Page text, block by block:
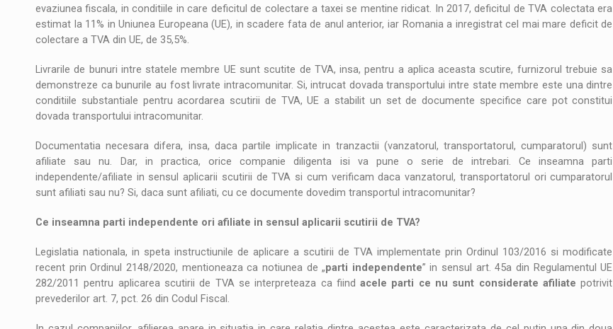
evaziunea fiscala, in conditiile in care deficitul de colectare a taxei se mentine ridicat. In 2017, deficitul de TVA colectata era
estimat la 11% in Uniunea Europeana (UE), in scadere fata de anul anterior, iar Romania a inregistrat cel mai mare deficit de
colectare a TVA din UE, de 35,5%.
Livrarile de bunuri intre statele membre UE sunt scutite de TVA, insa, pentru a aplica aceasta scutire, furnizorul trebuie sa
demonstreze ca bunurile au fost livrate intracomunitar. Si, intrucat dovada transportului intre state membre este una dintre
conditiile substantiale pentru acordarea scutirii de TVA, UE a stabilit un set de documente specifice care pot constitui
dovada transportului intracomunitar.
Documentatia necesara difera, insa, daca partile implicate in tranzactii (vanzatorul, transportatorul, cumparatorul) sunt
afiliate sau nu. Dar, in practica, orice companie diligenta isi va pune o serie de intrebari. Ce inseamna parti
independente/afiliate in sensul aplicarii scutirii de TVA si cum verificam daca vanzatorul, transportatorul ori cumparatorul
sunt afiliati sau nu? Si, daca sunt afiliati, cu ce documente dovedim transportul intracomunitar?
Ce inseamna parti independente ori afiliate in sensul aplicarii scutirii de TVA?
Legislatia nationala, in speta instructiunile de aplicare a scutirii de TVA implementate prin Ordinul 103/2016 si modificate
recent prin Ordinul 2148/2020, mentioneaza ca notiunea de „parti independente” in sensul art. 45a din Regulamentul UE
282/2011 pentru aplicarea scutirii de TVA se interpreteaza ca fiindacele parti ce nu sunt considerate afiliate potrivit
prevederilor art. 7, pct. 26 din Codul Fiscal.